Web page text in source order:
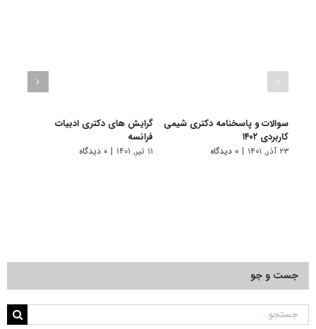
سوالات و پاسخنامه دکتری شیمی
کاربردی ۱۴۰۲
۲۳ آذر, ۱۴۰۱ | ۰ دیدگاه
گرایش های دکتری ادبیات
فراﻧﺴﻪ
۱۱ تیر, ۱۴۰۱ | ۰ دیدگاه
جست و جو
جستجو